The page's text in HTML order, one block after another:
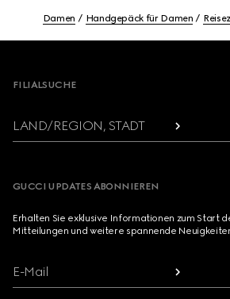
Damen Handgepäck für Damen
FILIALSUCHE
LAND/REGION, STADT
GUCCI UPDATES ABONNIEREN
Erhalten Sie exklusive Informationen zum Start
Mitteilungen und weitere spannende
E-Mail